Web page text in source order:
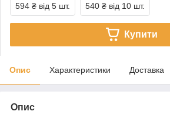
594 ₴ від 5 шт. 540 ₴ від 10 шт.
Купити
Опис Характеристики Доставка
Опис